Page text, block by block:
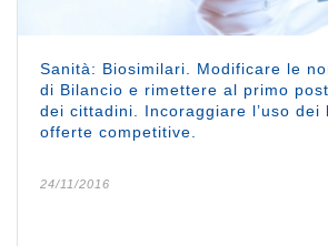
Sanità: Biosimilari. Modificare le
di Bilancio e rimettere al primo
dei cittadini. Incoraggiare l’uso dei
offerte competitive.
24/11/2016